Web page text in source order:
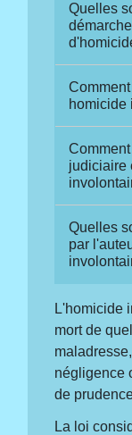
Quelles
homicide
judiciaire
Quelles
par
L'homicide
mort de
négligence
de
La loi